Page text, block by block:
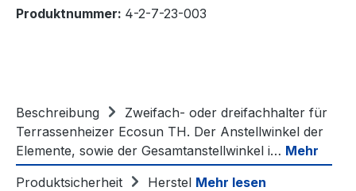
Produktnummer: 4-2-7-23-003
Beschreibung
Zweifach- oder dreifachhalter für
Terrassenheizer Ecosun TH. Der Anstellwinkel der
Elemente, sowie der Gesamtanstellwinkel i… Mehr
Produktsicherheit
Herstel Mehr lesen